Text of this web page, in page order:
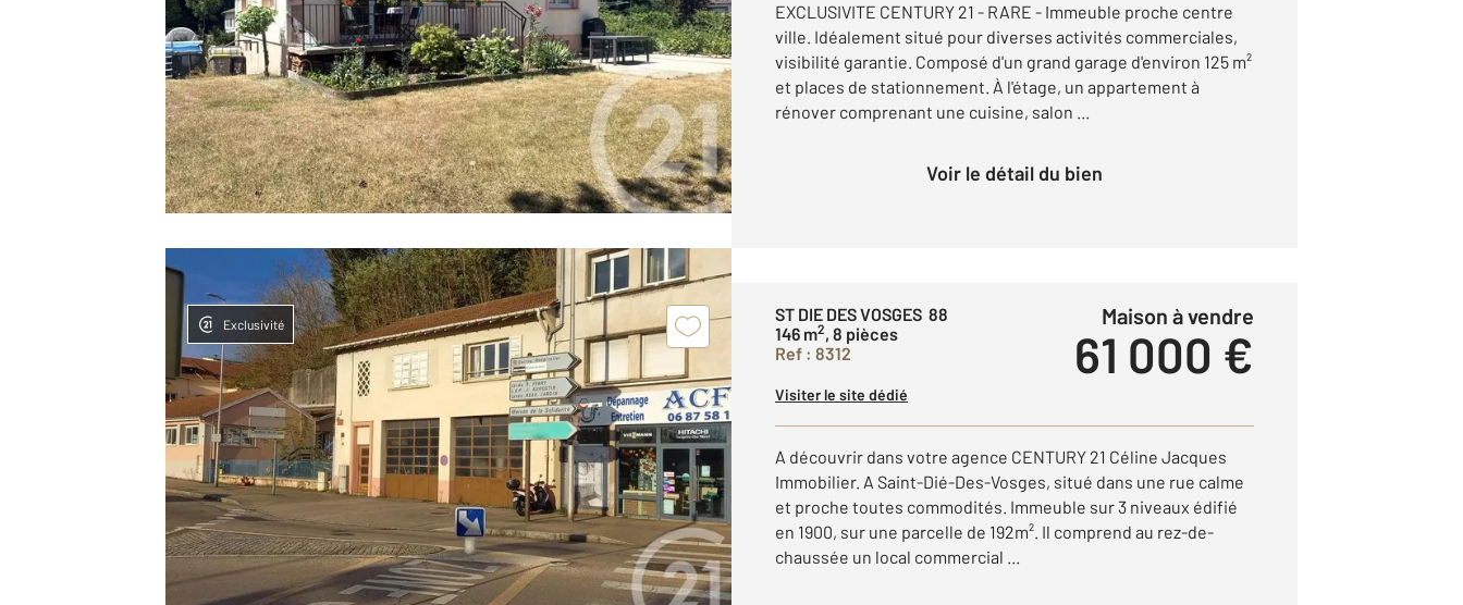
EXCLUSIVITE CENTURY 21 - RARE - Immeuble proche centre
ville. Idéalement situé pour diverses activités commerciales,
visibilité garantie. Composé d'un grand garage d'environ 125 m²
et places de stationnement. À l'étage, un appartement à
rénover comprenant une cuisine, salon ...
Voir le détail du bien
Exclusivité
ST DIE DES VOSGES 88
146 m2, 8 pièces
Ref : 8312
Maison à vendre
61 000 €
Visiter le site dédié
A découvrir dans votre agence CENTURY 21 Céline Jacques
Immobilier. A Saint-Dié-Des-Vosges, situé dans une rue calme
et proche toutes commodités. Immeuble sur 3 niveaux édifié
en 1900, sur une parcelle de 192m². Il comprend au rez-de-
chaussée un local commercial ...